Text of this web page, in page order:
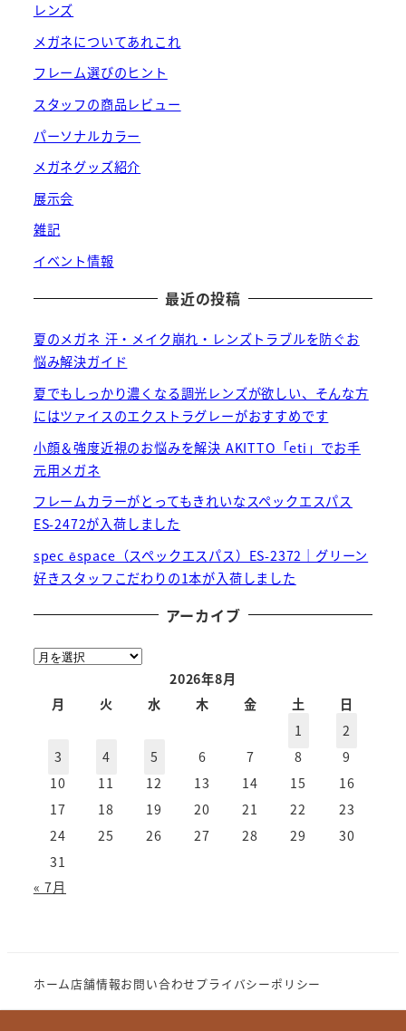
レンズ
メガネについてあれこれ
フレーム選びのヒント
スタッフの商品レビュー
パーソナルカラー
メガネグッズ紹介
展示会
雑記
イベント情報
最近の投稿
夏のメガネ 汗・メイク崩れ・レンズトラブルを防ぐお
悩み解決ガイド
夏でもしっかり濃くなる調光レンズが欲しい、そんな方
にはツァイスのエクストラグレーがおすすめです
小顔＆強度近視のお悩みを解決 AKITTO「eti」でお手
元用メガネ
フレームカラーがとってもきれいなスペックエスパス
ES-2472が入荷しました
spec ēspace（スペックエスパス）ES-2372｜グリーン
好きスタッフこだわりの1本が入荷しました
アーカイブ
ア
2026年8月
月
火 水 木 金 土
日
1
2
3
4 5 6 7 8
9
10
11 12 13 14 15
16
17
18 19 20 21 22
23
24
25 26 27 28 29
30
31
« 7月
ホーム店舗情報お問い合わせプライバシーポリシー